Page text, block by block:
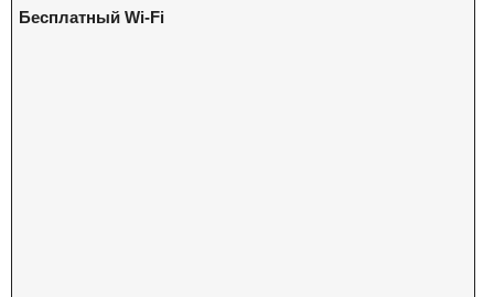
Бесплатный Wi-Fi